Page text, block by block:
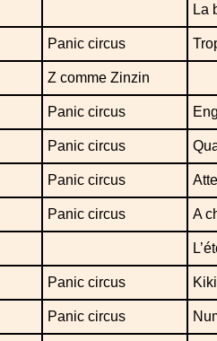
La
Panic circus
Z comme Zinzin
Panic circus
Panic circus
Panic circus
Panic circus A
Panic circus
Panic circus